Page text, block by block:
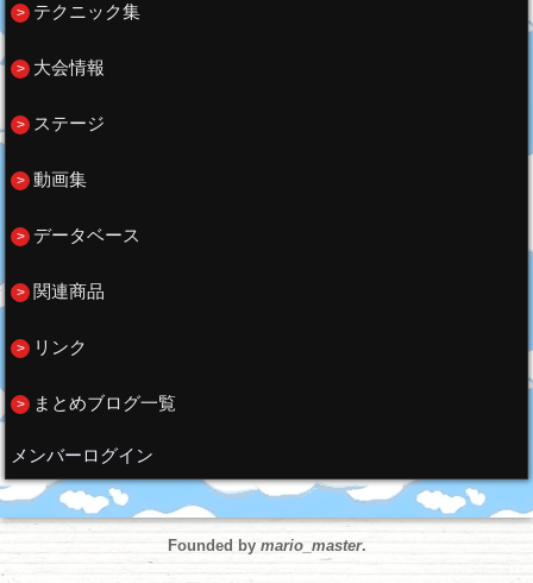
テクニック集
大会情報
ステージ
動画集
データベース
関連商品
リンク
まとめブログ一覧
メンバーログイン
Founded by mario_master.